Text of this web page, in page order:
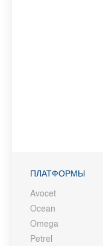
ПЛАТФОРМЫ
Avocet
Ocean
Omega
Petrel